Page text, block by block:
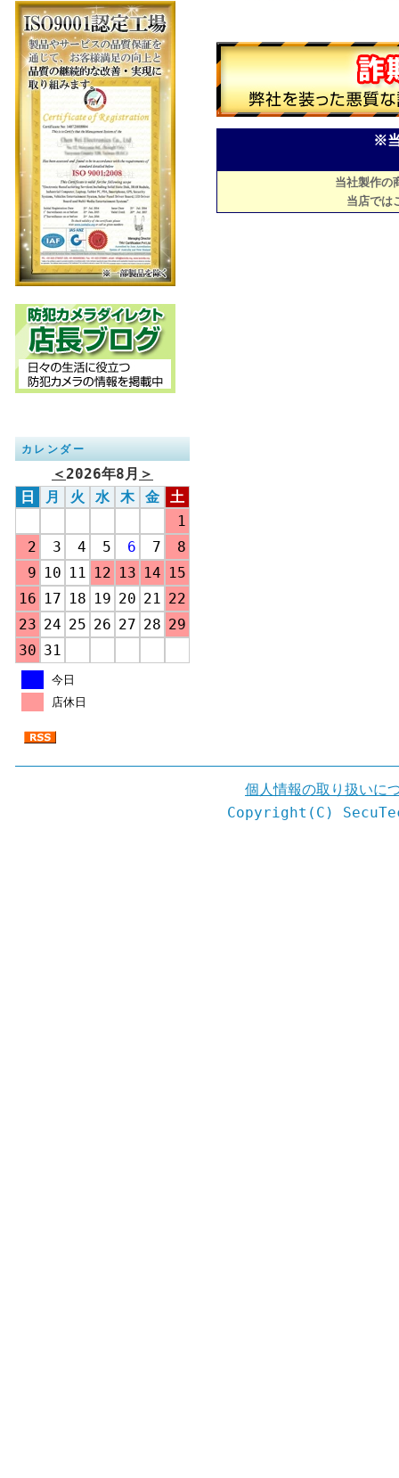
カレンダー
＜ 2026年8月 ＞
日
月 火 水 木 金
土
1
2
3 4 5 6 7
8
9 10 11 12 13 14 15
16 17 18 19 20 21 22
23 24 25 26 27 28 29
30 31
今日
店休日
※
当社製作の
当店では
個人情報の取り扱いに
Copyright(C)